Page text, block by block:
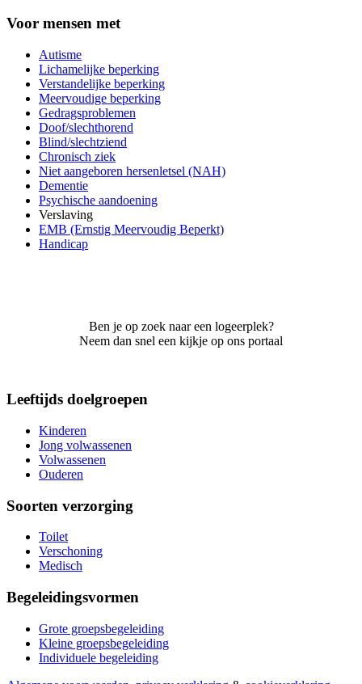
Voor mensen met
Autisme
Lichamelijke beperking
Verstandelijke beperking
Meervoudige beperking
Gedragsproblemen
Doof/slechthorend
Blind/slechtziend
Chronisch ziek
Niet aangeboren hersenletsel (NAH)
Dementie
Psychische aandoening
Verslaving
EMB (Ernstig Meervoudig Beperkt)
Handicap
Ben je op zoek naar een logeerplek?
Neem dan snel een kijkje op ons portaal
Leeftijds doelgroepen
Kinderen
Jong volwassenen
Volwassenen
Ouderen
Soorten verzorging
Toilet
Verschoning
Medisch
Begeleidingsvormen
Grote groepsbegeleiding
Kleine groepsbegeleiding
Individuele begeleiding